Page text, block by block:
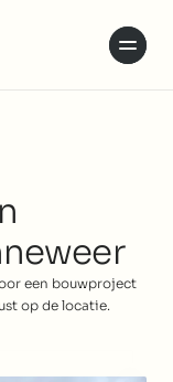
een bouwproject
op de locatie.